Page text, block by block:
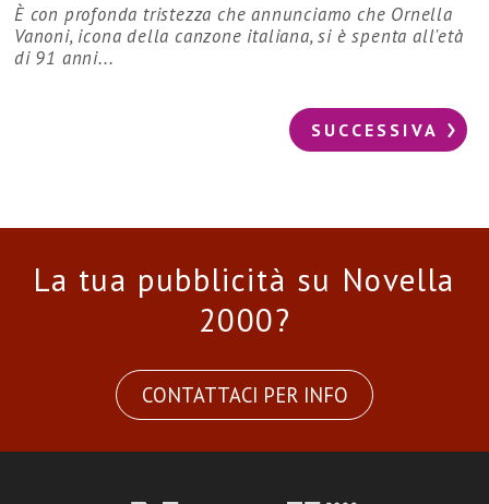
È con profonda tristezza che annunciamo che Ornella
Vanoni, icona della canzone italiana, si è spenta all'età
di 91 anni...
SUCCESSIVA
La tua pubblicità su Novella
2000?
CONTATTACI PER INFO